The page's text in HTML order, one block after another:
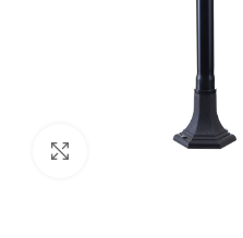
Нажмите, чтобы